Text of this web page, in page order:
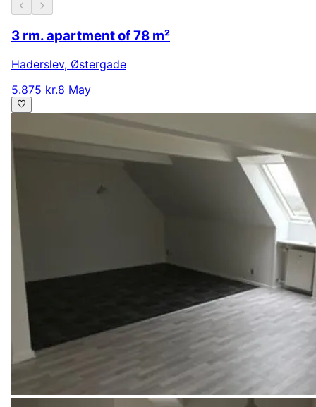
3 rm. apartment of 78 m²
Haderslev, Østergade
5.875 kr.8 May